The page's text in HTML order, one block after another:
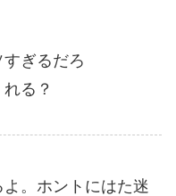
ぎるだろ
る？
。ホントにはた迷